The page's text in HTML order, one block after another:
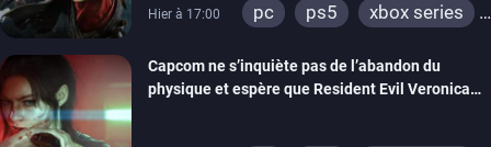
Hier à 17:00 pc ps5
xbox series
Capcom ne s’inquiète pas de l’abandon du
physique et espère que Resident Evil Veronica